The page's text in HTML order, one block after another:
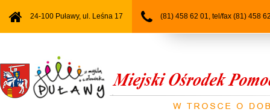
24-100 Puławy, ul. Leśna 17 (81) 458 62 01, tel/fax (81) 458